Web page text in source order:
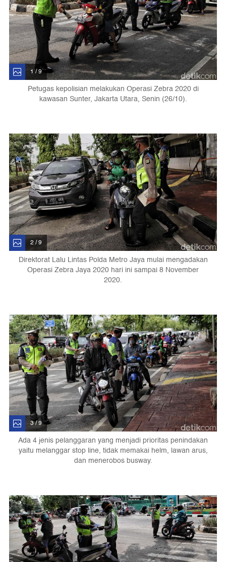
1 / 9
Petugas kepolisian melakukan Operasi Zebra 2020 di
kawasan Sunter, Jakarta Utara, Senin (26/10).
2 / 9
Direktorat Lalu Lintas Polda Metro Jaya mulai mengadakan
Operasi Zebra Jaya 2020 hari ini sampai 8 November
2020.
3 / 9
Ada 4 jenis pelanggaran yang menjadi prioritas penindakan
yaitu melanggar stop line, tidak memakai helm, lawan arus,
dan menerobos busway.